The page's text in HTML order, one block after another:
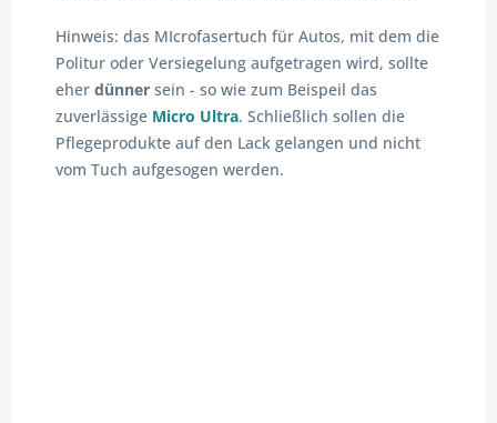
Hinweis: das MIcrofasertuch für Autos, mit dem die
Politur oder Versiegelung aufgetragen wird, sollte
eherdünner sein - so wie zum Beispeil das
zuverlässige Micro Ultra. Schließlich sollen die
Pflegeprodukte auf den Lack gelangen und nicht
vom Tuch aufgesogen werden.